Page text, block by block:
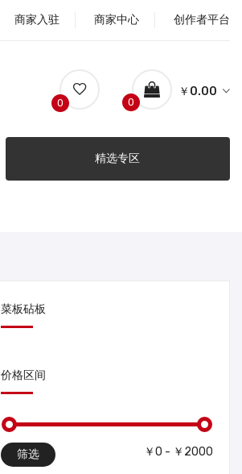
商家入驻 商家中心 创作者平台
0
￥0.00
0
精选专区
菜板砧板
价格区间
筛选 ￥0 - ￥2000